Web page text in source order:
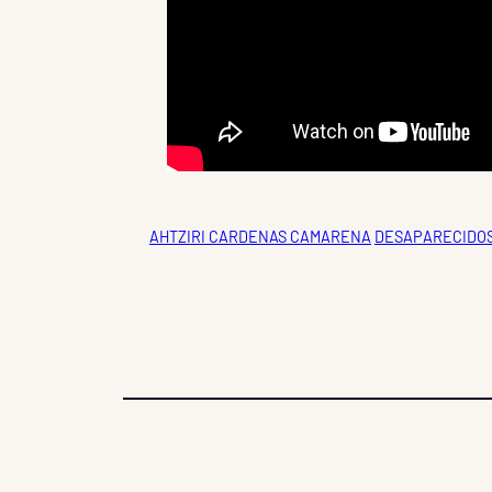
AHTZIRI CARDENAS CAMARENA